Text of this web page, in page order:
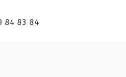
84 83 84